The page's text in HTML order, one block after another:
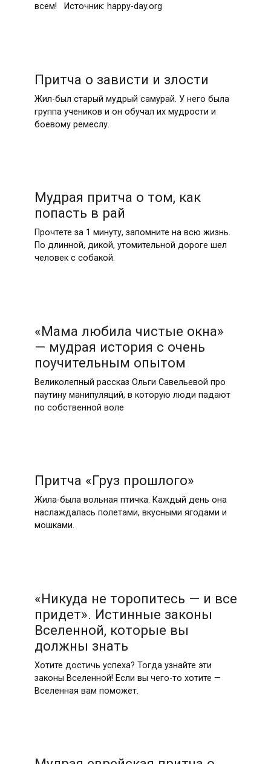
всем! Источник: happy-day.org
Притча о зависти и злости
Жил-был старый мудрый самурай. У него была
группа учеников и он обучал их мудрости и
боевому ремеслу.
Мудрая притча о том, как
попасть в рай
Прочтете за 1 минуту, запомните на всю жизнь.
По длинной, дикой, утомительной дороге шел
человек с собакой.
«Мама любила чистые окна»
— мудрая история с очень
поучительным опытом
Великолепный рассказ Ольги Савельевой про
паутину манипуляций, в которую люди падают
по собственной воле
Притча «Груз прошлого»
Жила-была вольная птичка. Каждый день она
наслаждалась полетами, вкусными ягодами и
мошками.
«Никуда не торопитесь — и все
придет». Истинные законы
Вселенной, которые вы
должны знать
Хотите достичь успеха? Тогда узнайте эти
законы Вселенной! Если вы чего-то хотите —
Вселенная вам поможет.